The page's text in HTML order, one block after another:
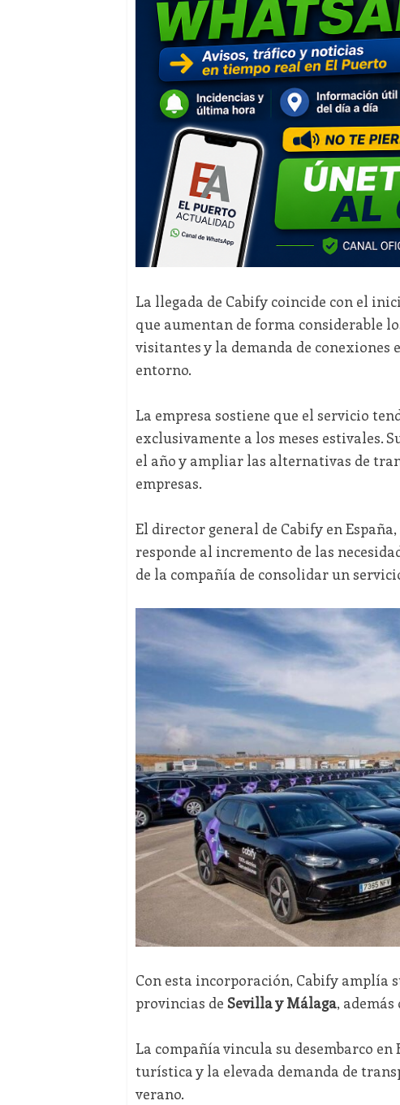
La llegada de Cabify coincide con el
que aumentan de forma considerable
visitantes y la demanda de conexiones
entorno.
La empresa sostiene que el servicio
exclusivamente a los meses estivales.
el año y ampliar las alternativas de
empresas.
El director general de Cabify en
responde al incremento de las
de la compañía de consolidar un
Con esta incorporación, Cabify amplía
provincias de Sevilla y Málaga,
La compañía vincula su desembarco
turística y la elevada demanda de
verano.